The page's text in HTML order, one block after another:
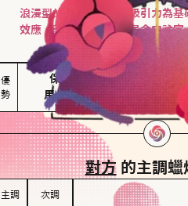
浪漫型的人以激情與性吸引力為
效應，認為每次相遇都是命中註定
花，經常表達對另一半的
優
勢
保持戀愛新鮮感
用心策劃浪漫驚喜
對方的主調蠟
主調 次調